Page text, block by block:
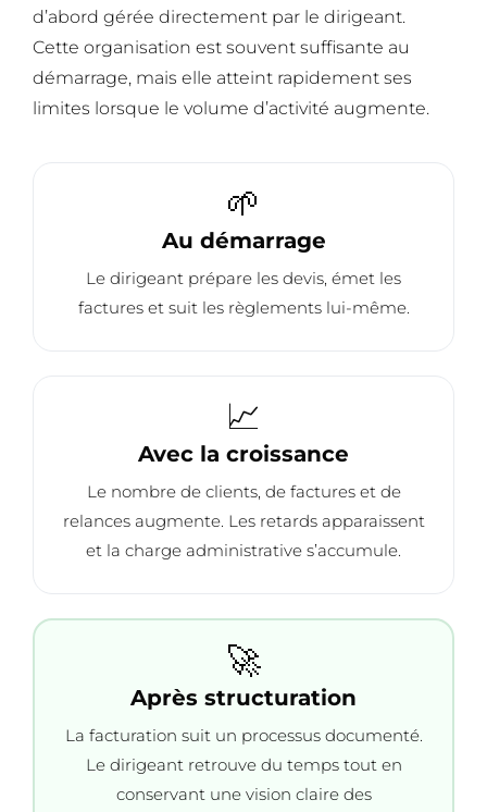
d’abord gérée directement par le dirigeant.
Cette organisation est souvent suffisante au
démarrage, mais elle atteint rapidement ses
limites lorsque le volume d’activité augmente.
🌱
Au démarrage
Le dirigeant prépare les devis, émet les
factures et suit les règlements lui-même.
📈
Avec la croissance
Le nombre de clients, de factures et de
relances augmente. Les retards apparaissent
et la charge administrative s’accumule.
🚀
Après structuration
La facturation suit un processus documenté.
Le dirigeant retrouve du temps tout en
conservant une vision claire des